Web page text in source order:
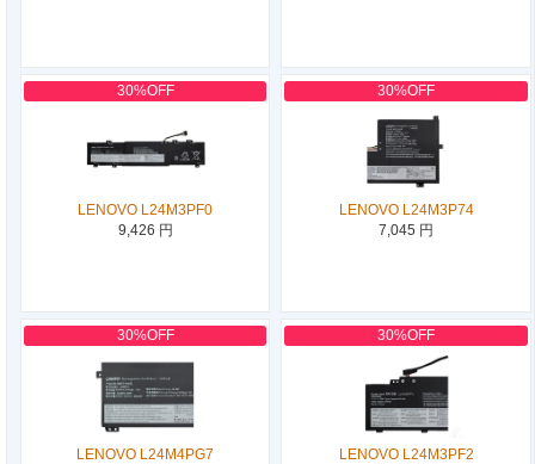
30%OFF
LENOVO L24M3PF0
9,426 円
30%OFF
LENOVO L24M3P74
7,045 円
30%OFF
LENOVO L24M4PG7
30%OFF
LENOVO L24M3PF2